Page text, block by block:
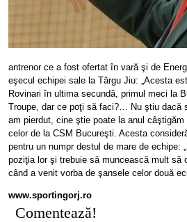
antrenor ce a fost ofertat în vară şi de
eşecul echipei sale la Târgu Jiu: „Acesta
Rovinari în ultima secundă, primul meci la
Troupe, dar ce poţi să faci?… Nu ştiu dacă
am pierdut, cine ştie poate la anul
celor de la CSM Bucureşti. Acesta
pentru un numpr destul de mare de
poziţia lor şi trebuie să muncească mult să
când a venit vorba de şansele celor două
www.sportingorj.ro
Comentează!